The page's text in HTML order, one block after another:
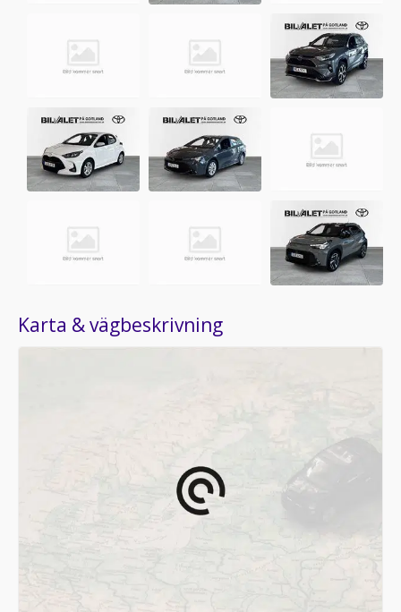
Karta & vägbeskrivning